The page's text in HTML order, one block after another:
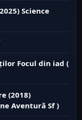
Science
Focul din iad (
(2018)
Aventură Sf )